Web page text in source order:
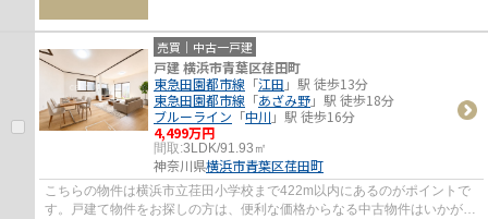
売買｜中古一戸建
戸建 横浜市青葉区荏田町
東急田園都市線 「江田 」駅 徒歩13分
東急田園都市線 「あざみ野」駅 徒歩18分
ブルーライン 「中川 」駅 徒歩16分
4,499万円
間取:3LDK/91.93㎡
神奈川県横浜市青葉区荏田町
こちらの物件は横浜市立荏田小学校まで422m以内にあるのがポイントで
す。戸建て物件をお探しの方は、便利な価格からなる中古物件はいかがで